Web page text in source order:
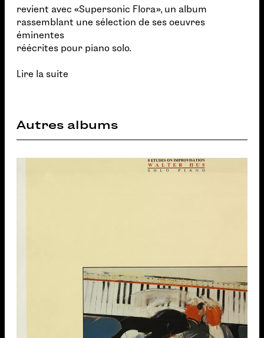
revient avec «Supersonic Flora», un album
rassemblant une sélection de ses oeuvres
éminentes
réécrites pour piano solo.
Lire la suite
Autres albums